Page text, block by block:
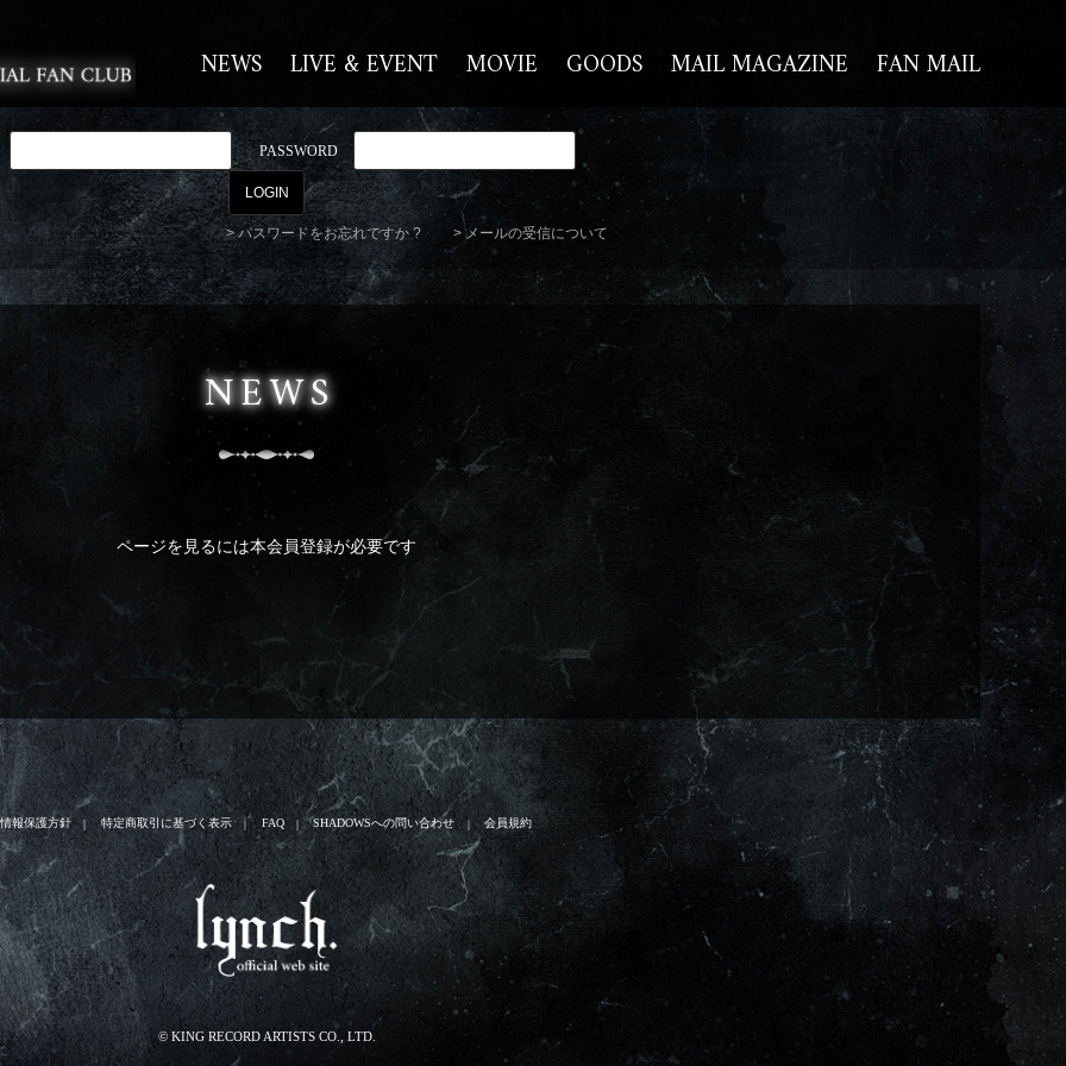
NEWS LIVE & EVENT MOVIE GOODS MAIL MAGAZINE FAN MAIL
PASSWORD
パスワードをお忘れですか ? メールの受信について
NEWS
ページを見るには本会員登録が必要です
報保護方針 特定商取引に基づく表示 FAQ SHADOWSへの問い合わせ 会員規約
© KING RECORD ARTISTS CO., LTD.